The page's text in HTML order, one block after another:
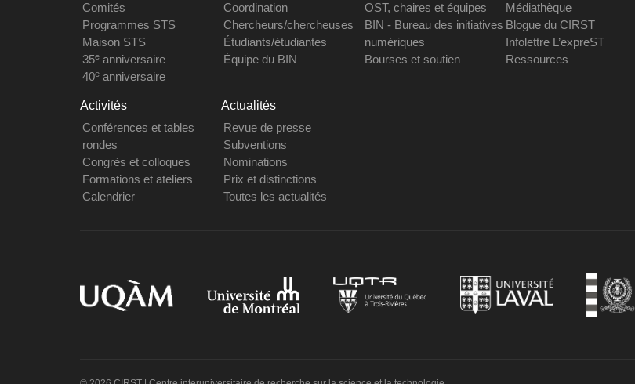
Comités
Programmes STS
Maison STS
35eanniversaire
40eanniversaire
Coordination
Chercheurs/chercheuses
Étudiants/étudiantes
Équipe du BIN
OST, chaires et équipes
BIN - Bureau des initiatives
numériques
Bourses et soutien
Médiathèque
Blogue du CIRST
Infolettre L’expreST
Ressources
Activités
Conférences et tables
rondes
Congrès et colloques
Formations et ateliers
Calendrier
Actualités
Revue de presse
Subventions
Nominations
Prix et distinctions
Toutes les actualités